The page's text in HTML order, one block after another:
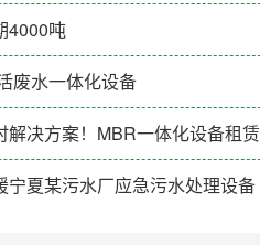
4000吨
废水一体化设备
解决方案！MBR一体化设备租赁
宁夏某污水厂应急污水处理设备